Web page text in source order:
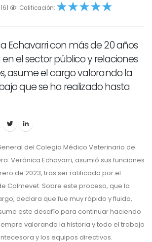
Calificación:
1 2 3 4 5
Echavarri con más de 20 años
el sector público y relaciones
asume el cargo valorando la
que se ha realizado hasta
del Colegio Médico Veterinario de
Verónica Echavarri, asumió sus funciones
de 2023, tras ser ratificada por el
Colmevet. Sobre este proceso, que la
declara que fue muy rápido y fluido,
este desafío para continuar haciendo
valorando la historia y todo el trabajo
y los equipos directivos.